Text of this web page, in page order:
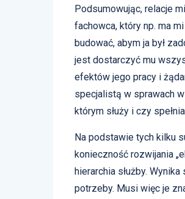
Podsumowując, relacje
fachowca, który np. ma
budować, abym ja był
jest dostarczyć mu
efektów jego pracy i
specjalistą w sprawach
którym służy i czy
Na podstawie tych kilku
konieczność rozwijania
hierarchia służby.
potrzeby. Musi więc je